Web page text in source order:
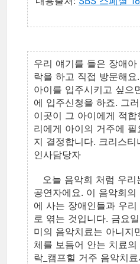
우리 얘기를 들은 장애
락을 하고 직접 방문해
아이를 입주시키고 싶으
에 입주신청을 하죠. 그
이곳이 그 아이에게 적
리에게 아이의 거주에
지 결정합니다. 크리스티
인사담당자
오늘 음악회 처럼 우리
공연자에요. 이 음악회
에 사는 장애인들과 우
로 엮는 것입니다. 금요
미의 음악치료는 아니지
체를 보듬어 안는 치료
락_캠프힐 거주 음악치